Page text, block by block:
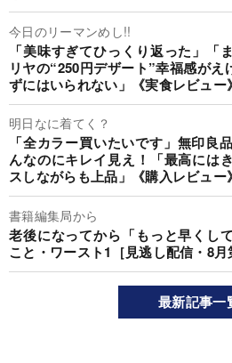
今日のリーマンめし!!
「美味すぎてひっくり返った」「
リヤの“250円デザート”幸福感が
ずにはいられない」《実食レビュー
明日なに着てく？
「全カラー買いたいです」無印良
んなのにキレイ見え！「最高には
スしながらも上品」《購入レビュー
書籍編集局から
老後になってから「もっと早くし
こと・ワースト1［見逃し配信・8月
最新記事一